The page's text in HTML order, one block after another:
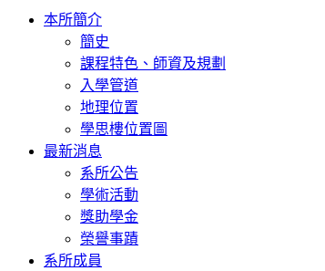
Toggle
navigation
本所簡介
簡史
課程特色、師資及規劃
入學管道
地理位置
學思樓位置圖
最新消息
系所公告
學術活動
獎助學金
榮譽事蹟
系所成員